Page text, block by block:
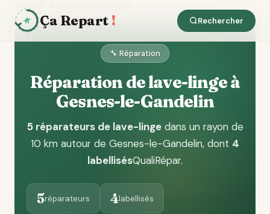
Ça Repart ! Rechercher
🔧 Réparation
Réparation de lave-linge à
Gesnes-le-Gandelin
5 réparateurs de lave-lingedans un rayon de
10 km autour de Gesnes-le-Gandelin, dont 4
labellisésQualiRépar.
5réparateurs 4labellisés